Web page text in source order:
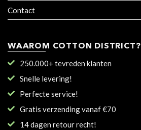
Contact
WAAROM COTTON DISTRICT?
250.000+ tevreden klanten
Snelle levering!
Perfecte service!
Gratis verzending vanaf €70
14 dagen retour recht!